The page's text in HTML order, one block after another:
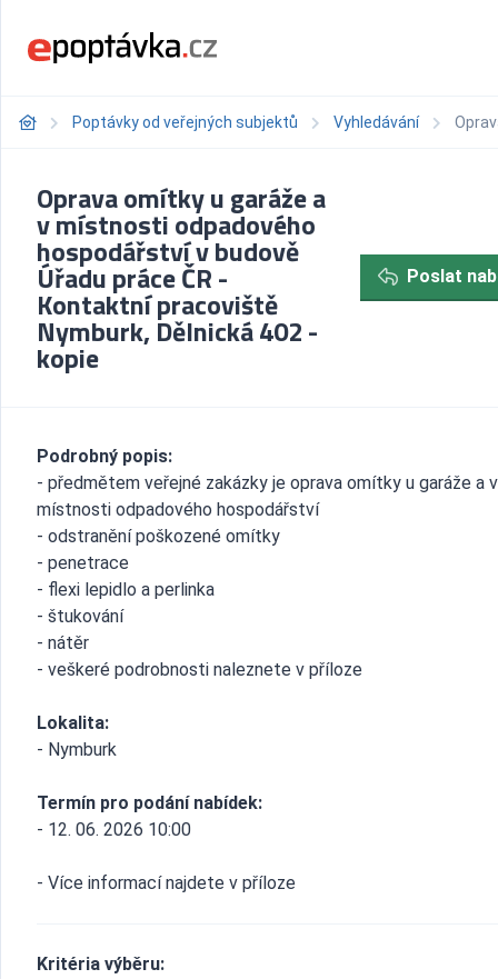
Poptávky od veřejných subjektů Vyhledávání
Oprava omítky u garáže a
v místnosti odpadového
hospodářství v budově
Úřadu práce ČR -
Kontaktní pracoviště
Nymburk, Dělnická 402 -
kopie
Poslat
Podrobný popis:
- předmětem veřejné zakázky je oprava omítky u garáže a v
místnosti odpadového hospodářství
- odstranění poškozené omítky
- penetrace
- flexi lepidlo a perlinka
- štukování
- nátěr
- veškeré podrobnosti naleznete v příloze
Lokalita:
- Nymburk
Termín pro podání nabídek:
- 12. 06. 2026 10:00
- Více informací najdete v příloze
Kritéria výběru: